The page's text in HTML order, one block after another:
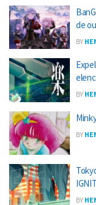
de
BY
elenc
BY
BY
BY